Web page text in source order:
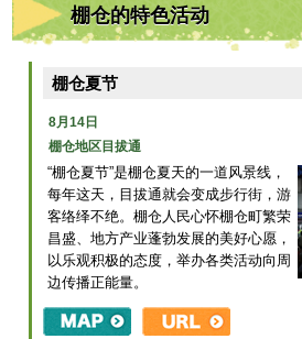
棚仓的特色活动
棚仓夏节
8月14日
棚仓地区目拔通
“棚仓夏节”是棚仓夏天的一道风景线，
每年这天，目拔通就会变成步行街，游
客络绎不绝。棚仓人民心怀棚仓町繁荣
昌盛、地方产业蓬勃发展的美好心愿，
以乐观积极的态度，举办各类活动向周
边传播正能量。